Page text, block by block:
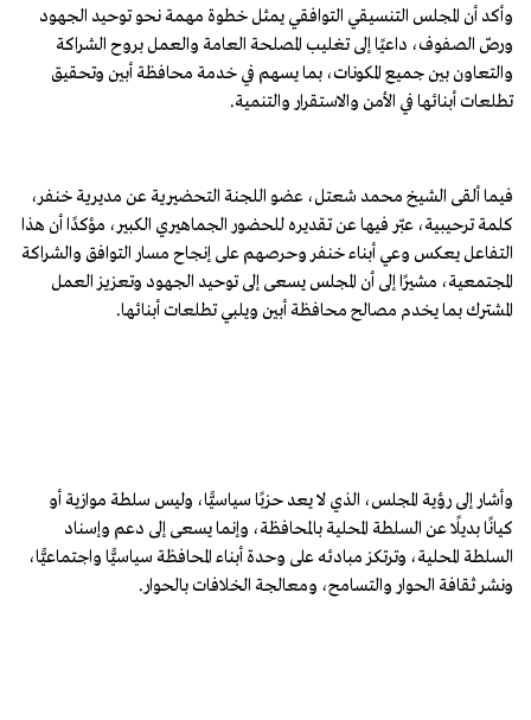
وأكد أن المجلس التنسيقي التوافقي يمثل خطوة مهمة نحو توحيد الجهود
ورصّ الصفوف، داعيًا إلى تغليب المصلحة العامة والعمل بروح الشراكة
والتعاون بين جميع المكونات، بما يسهم في خدمة محافظة أبين وتحقيق
تطلعات أبنائها في الأمن والاستقرار والتنمية.
فيما ألقى الشيخ محمد شعتل، عضو اللجنة التحضيرية عن مديرية خنفر،
كلمة ترحيبية، عبّر فيها عن تقديره للحضور الجماهيري الكبير، مؤكدًا أن هذا
التفاعل يعكس وعي أبناء خنفر وحرصهم على إنجاح مسار التوافق والشراكة
المجتمعية، مشيرًا إلى أن المجلس يسعى إلى توحيد الجهود وتعزيز العمل
المشترك بما يخدم مصالح محافظة أبين ويلبي تطلعات أبنائها.
وأشار إلى رؤية المجلس، الذي لا يعد حزبًا سياسيًّا، وليس سلطة موازية أو
كيانًا بديلًا عن السلطة المحلية بالمحافظة، وإنما يسعى إلى دعم وإسناد
السلطة المحلية، وترتكز مبادئه على وحدة أبناء المحافظة سياسيًّا واجتماعيًّا،
ونشر ثقافة الحوار والتسامح، ومعالجة الخلافات بالحوار.